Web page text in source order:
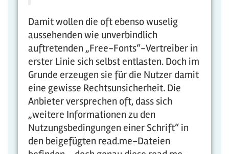
Damit wollen die oft ebenso wuselig
aussehenden wie unverbindlich
auftretenden „Free-Fonts“-Vertreiber in
erster Linie sich selbst entlasten. Doch im
Grunde erzeugen sie für die Nutzer damit
eine gewisse Rechtsunsicherheit. Die
Anbieter versprechen oft, dass sich
„weitere Informationen zu den
Nutzungsbedingungen einer Schrift“ in
den beigefügten read.me-Dateien